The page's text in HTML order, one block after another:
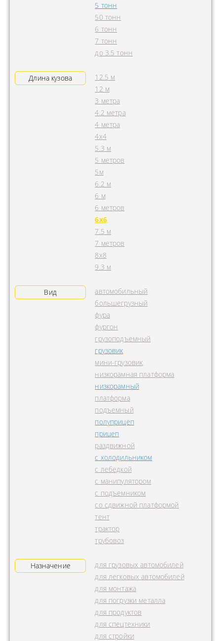
5 тонн
50 тонн
6 тонн
7 тонн
до 3.5 тонн
Длина кузова
12.5 м
12 м
3 метра
4.2 метра
4 метра
4x4
5.3 м
5 метров
5м
6.2 м
6 м
6 метров
6х6
7.5 м
7 метров
8х8
9.3 м
Вид
автомобильный
большегрузный
фура
фургон
грузоподъемный
грузовик
мини-грузовик
низкорамная платформа
низкорамный
платформа
подъемный
полуприцеп
прицеп
раздвижной
с холодильником
с лебедкой
с манипулятором
с подъемником
со сдвижной платформой
тент
трактор
трубовоз
Назначение
для грузовых автомобилей
для легковых автомобилей
для монтажа
для погрузки металла
для продуктов
для спецтехники
для стройки